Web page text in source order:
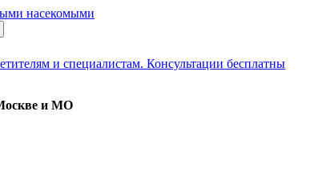
насекомыми
и специалистам. Консультации бесплатны
и МО